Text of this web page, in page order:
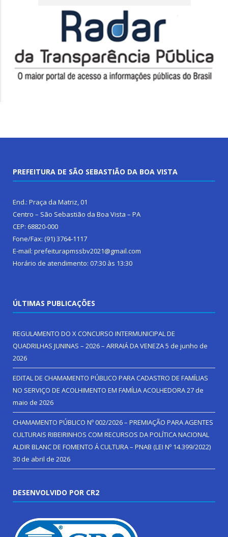
PREFEITURA DE SÃO SEBASTIÃO DA BOA VISTA
End.: Praça da Matriz, 01
Centro – São Sebastião da Boa Vista – PA
CEP: 68820-000
Fone/Fax: (91) 3764-1117
E-mail: prefeiturapmssbv2021@gmail.com
Horário de atendimento: 07:30 às 13:30
ÚLTIMAS PUBLICAÇÕES
REGULAMENTO DO X CONCURSO INTERMUNICIPAL DE
QUADRILHAS JUNINAS – 2026 – ARRAIÁ DA VENEZA5 de junho de
2026
EDITAL DE CHAMAMENTO PÚBLICO PARA CADASTRO DE FAMÍLIAS
NO SERVIÇO DE ACOLHIMENTO EM FAMÍLIA ACOLHEDORA27 de
maio de 2026
CHAMAMENTO PÚBLICO Nº 002/2026 – PREMIAÇÃO PARA AGENTES
CULTURAIS RIBEIRINHOS COM RECURSOS DA POLÍTICA NACIONAL
ALDIR BLANC DE FOMENTO Á CULTURA – PNAB (LEI Nº 14.399/2022)
30 de abril de 2026
DESENVOLVIDO POR CR2